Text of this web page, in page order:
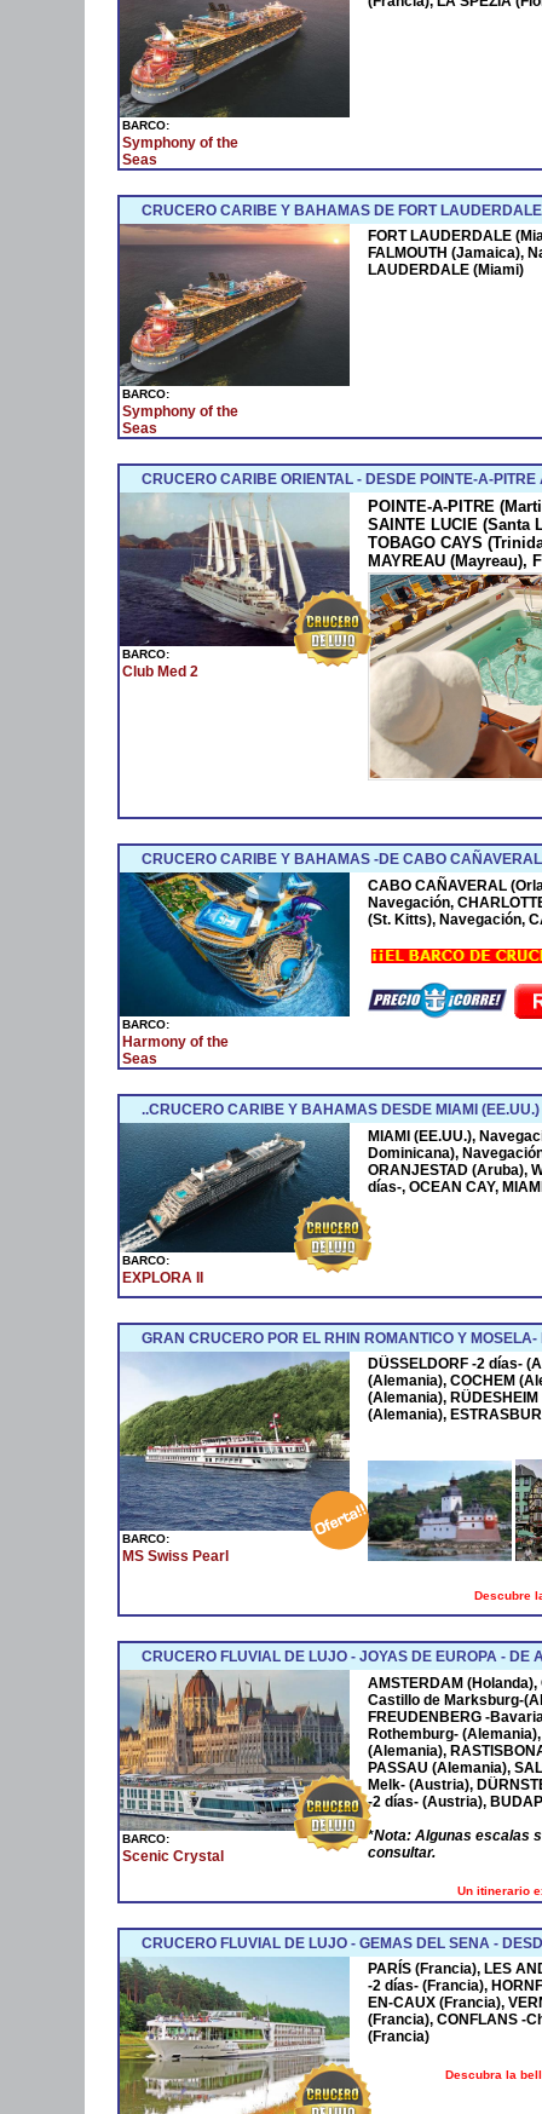
BARCO:
Symphony of the
Seas
CRUCERO CARIBE Y BAHAMAS DE FORT
BARCO:
Symphony of the
Seas
FORT LAUDERDALE
FALMOUTH (Jamaica),
LAUDERDALE (Miami)
CRUCERO CARIBE ORIENTAL - DESDE POINTE-A-PITRE
BARCO:
Club Med 2
POINTE-A-PITRE
SAINTE LUCIE (Santa
TOBAGO CAYS
MAYREAU (Mayreau),
CRUCERO CARIBE Y BAHAMAS -DE CABO
BARCO:
Harmony of the
Seas
CABO CAÑAVERAL
Navegación,
(St. Kitts), Navegación,
..CRUCERO CARIBE Y BAHAMAS DESDE MIAMI (EE.UU.)
BARCO:
EXPLORA II
MIAMI (EE.UU.),
Dominicana),
ORANJESTAD (Aruba),
días-, OCEAN CAY,
GRAN CRUCERO POR EL RHIN ROMANTICO Y
BARCO:
MS Swiss Pearl
DÜSSELDORF -2 días-
(Alemania), COCHEM
(Alemania),
(Alemania),
Descubre
CRUCERO FLUVIAL DE LUJO - JOYAS DE EUROPA - DE
BARCO:
Scenic Crystal
AMSTERDAM (Holanda),
Castillo de Marksburg-
FREUDENBERG -
Rothemburg-
(Alemania),
PASSAU (Alemania),
Melk- (Austria),
-2 días- (Austria),
*Nota: Algunas escalas
consultar.
Un itinerario
CRUCERO FLUVIAL DE LUJO - GEMAS DEL SENA -
PARÍS (Francia), LES
-2 días- (Francia),
EN-CAUX (Francia),
(Francia), CONFLANS -
(Francia)
Descubra la